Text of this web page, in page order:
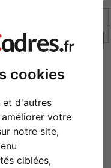
cookies
et d'autres
votre
notre site,
ciblées,